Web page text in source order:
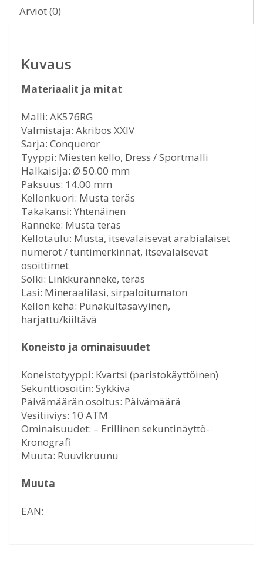
Arviot (0)
Kuvaus
Materiaalit ja mitat
Malli: AK576RG
Valmistaja: Akribos XXIV
Sarja: Conqueror
Tyyppi: Miesten kello, Dress / Sportmalli
Halkaisija: Ø 50.00 mm
Paksuus: 14.00 mm
Kellonkuori: Musta teräs
Takakansi: Yhtenäinen
Ranneke: Musta teräs
Kellotaulu: Musta, itsevalaisevat arabialaiset
numerot / tuntimerkinnät, itsevalaisevat
osoittimet
Solki: Linkkuranneke, teräs
Lasi: Mineraalilasi, sirpaloitumaton
Kellon kehä: Punakultasävyinen,
harjattu/kiiltävä
Koneisto ja ominaisuudet
Koneistotyyppi: Kvartsi (paristokäyttöinen)
Sekunttiosoitin: Sykkivä
Päivämäärän osoitus: Päivämäärä
Vesitiiviys: 10 ATM
Ominaisuudet: – Erillinen sekuntinäyttö-
Kronografi
Muuta: Ruuvikruunu
Muuta
EAN: